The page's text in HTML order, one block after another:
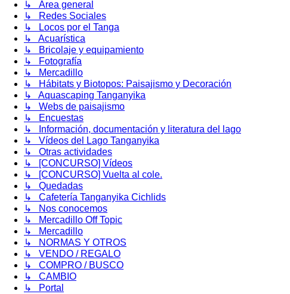
↳ Área general
↳ Redes Sociales
↳ Locos por el Tanga
↳ Acuarística
↳ Bricolaje y equipamiento
↳ Fotografía
↳ Mercadillo
↳ Hábitats y Biotopos: Paisajismo y Decoración
↳ Aquascaping Tanganyika
↳ Webs de paisajismo
↳ Encuestas
↳ Información, documentación y literatura del lago
↳ Vídeos del Lago Tanganyika
↳ Otras actividades
↳ [CONCURSO] Vídeos
↳ [CONCURSO] Vuelta al cole.
↳ Quedadas
↳ Cafetería Tanganyika Cichlids
↳ Nos conocemos
↳ Mercadillo Off Topic
↳ Mercadillo
↳ NORMAS Y OTROS
↳ VENDO / REGALO
↳ COMPRO / BUSCO
↳ CAMBIO
↳ Portal